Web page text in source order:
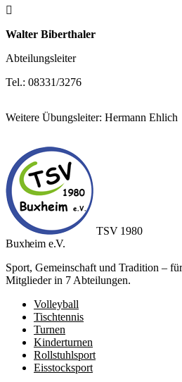
Walter Biberthaler
Abteilungsleiter
Tel.: 08331/3276
Weitere Übungsleiter: Hermann Ehlich
TSV 1980
Buxheim e.V.
Sport, Gemeinschaft und Tradition –
Mitglieder in 7 Abteilungen.
Volleyball
Tischtennis
Turnen
Kinderturnen
Rollstuhlsport
Eisstocksport